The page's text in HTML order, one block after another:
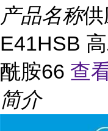
产品名称供
E41HSB
酰胺66 查
简介